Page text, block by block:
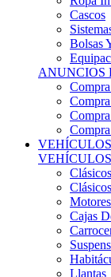
Cascos
Bolsas
ANUNCIOS
Motores
Cajas
Llantas